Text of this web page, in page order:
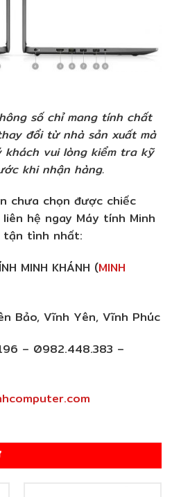
số chỉ mang tính chất
đổi từ nhà sản xuất mà
khách vui lòng kiểm tra kỹ
khi nhận hàng.
chưa chọn được chiếc
hệ ngay Máy tính Minh
tận tình nhất:
MINH KHÁNH (MINH
Bảo, Vĩnh Yên, Vĩnh Phúc
– 0982.448.383 –